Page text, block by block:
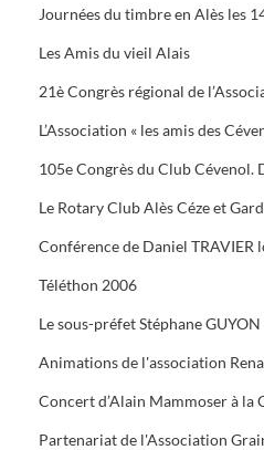
Journées du timbre en Alès les
Les Amis du vieil Alais
Le Rotary Club Alès Céze et
Téléthon 2006